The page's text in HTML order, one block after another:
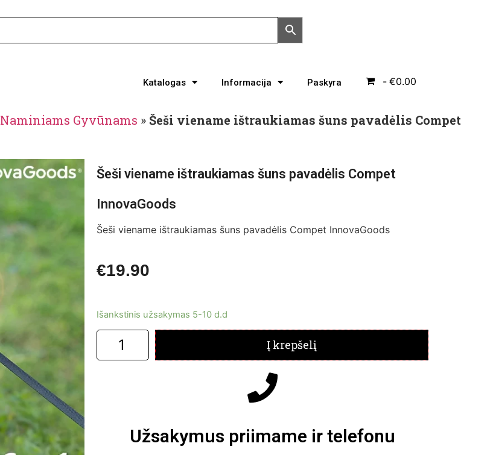
Katalogas Informacija Paskyra €0.00
Naminiams Gyvūnams » Šeši viename ištraukiamas šuns pavadėlis Compet
Šeši viename ištraukiamas šuns pavadėlis Compet
InnovaGoods
Šeši viename ištraukiamas šuns pavadėlis Compet InnovaGoods
€19.90
Išankstinis užsakymas 5-10 d.d
Į krepšelį
Užsakymus priimame ir telefonu